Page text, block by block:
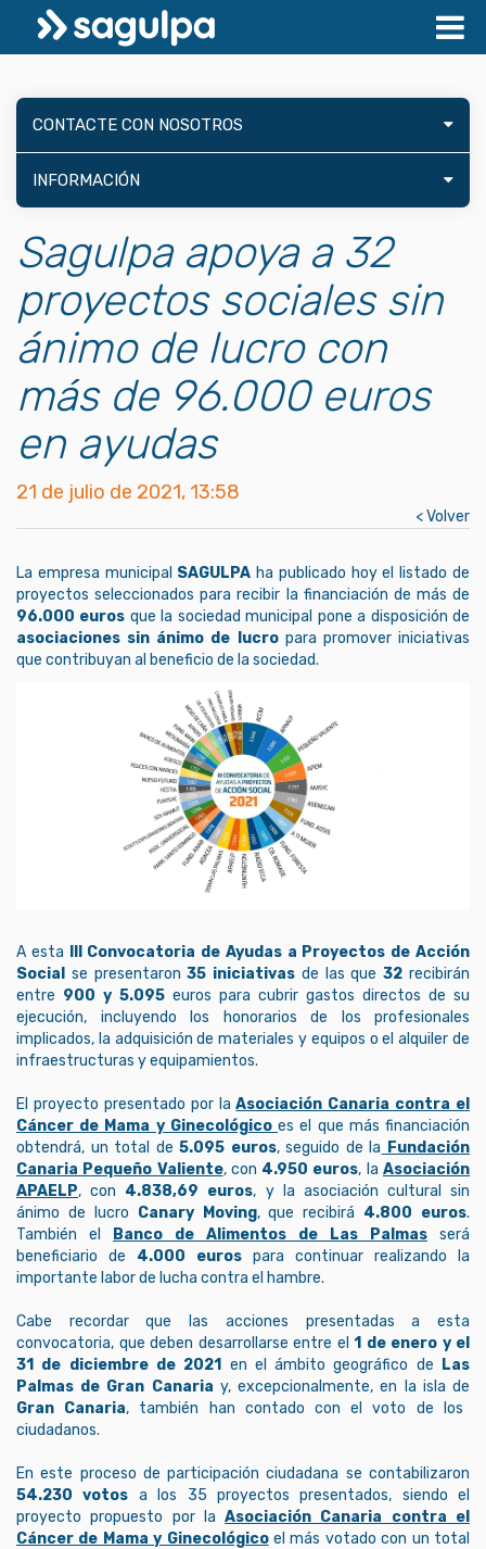
CONTACTE CON NOSOTROS
INFORMACIÓN
Sagulpa apoya a 32
proyectos sociales sin
ánimo de lucro con
más de 96.000 euros
en ayudas
21 de julio de 2021, 13:58
< Volver
La empresa municipal SAGULPA ha publicado hoy el listado de
proyectos seleccionados para recibir la financiación de más de
96.000 euros que la sociedad municipal pone a disposición de
asociaciones sin ánimo de lucropara promover iniciativas
que contribuyan al beneficio de la sociedad.
A esta III Convocatoria de Ayudas a Proyectos de Acción
Social se presentaron 35 iniciativas de las que32 recibirán
entre 900 y 5.095 euros para cubrir gastos directos de su
ejecución, incluyendo los honorarios de los profesionales
implicados, la adquisición de materiales y equipos o el alquiler de
infraestructuras y equipamientos.
El proyecto presentado por laAsociación Canaria contra el
Cáncer de Mama y Ginecológico es el que más financiación
obtendrá, un total de 5.095 euros, seguido de la Fundación
Canaria Pequeño Valiente, con 4.950 euros, laAsociación
APAELP, con 4.838,69 euros, y la asociación cultural sin
ánimo de lucro Canary Moving, que recibirá 4.800 euros.
También el
Banco de Alimentos de Las Palmas
será
beneficiario de 4.000 euros para continuar realizando la
importante labor de lucha contra el hambre.
Cabe recordar que las acciones presentadas a esta
convocatoria, que deben desarrollarse entre el 1 de enero y el
31 de diciembre de 2021
en el ámbito geográfico de
Las
Palmas de Gran Canaria y, excepcionalmente, en la isla de
Gran Canaria, también han contado con el voto de los
ciudadanos.
En este proceso de participación ciudadana se contabilizaron
54.230 votos a los 35 proyectos presentados, siendo el
proyecto propuesto por laAsociación Canaria contra el
Cáncer de Mama y Ginecológicoel más votado con un total